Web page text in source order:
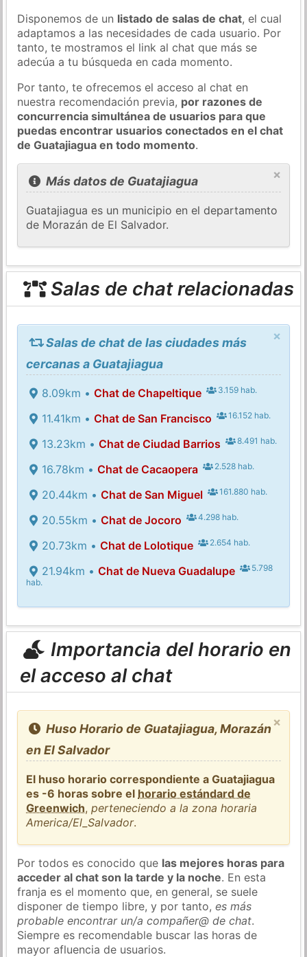
Disponemos de un listado de salas de chat, el cual
adaptamos a las necesidades de cada usuario. Por
tanto, te mostramos el link al chat que más se
adecúa a tu búsqueda en cada momento.
Por tanto, te ofrecemos el acceso al chat en
nuestra recomendación previa, por razones de
concurrencia simultánea de usuarios para que
puedas encontrar usuarios conectados en el chat
de Guatajiagua en todo momento.
×
Más datos de Guatajiagua
Guatajiagua es un municipio en el departamento
de Morazán de El Salvador.
Salas de chat relacionadas
×
Salas de chat de las ciudades más
cercanas a Guatajiagua
8.09km • Chat de Chapeltique 3.159 hab.
11.41km • Chat de San Francisco 16.152 hab.
13.23km • Chat de Ciudad Barrios 8.491 hab.
16.78km • Chat de Cacaopera 2.528 hab.
20.44km • Chat de San Miguel 161.880 hab.
20.55km • Chat de Jocoro 4.298 hab.
20.73km • Chat de Lolotique 2.654 hab.
21.94km • Chat de Nueva Guadalupe
5.798
hab.
Importancia del horario en
el acceso al chat
×
Huso Horario de Guatajiagua, Morazán
en El Salvador
El huso horario correspondiente a Guatajiagua
es -6 horas sobre el horario estándard de
Greenwich,perteneciendo a la zona horaria
America/El_Salvador.
Por todos es conocido que las mejores horas para
acceder al chat son la tarde y la noche. En esta
franja es el momento que, en general, se suele
disponer de tiempo libre, y por tanto,es más
probable encontrar un/a compañer@ de chat.
Siempre es recomendable buscar las horas de
mayor afluencia de usuarios.